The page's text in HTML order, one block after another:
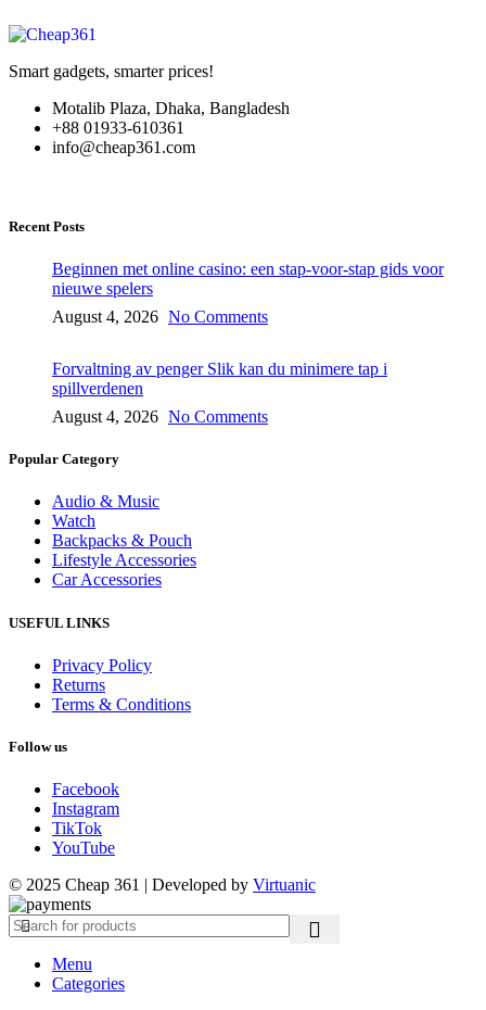
Smart gadgets, smarter prices!
Motalib Plaza, Dhaka, Bangladesh
+88 01933-610361
info@cheap361.com
Recent Posts
Beginnen met online casino: een stap-voor-stap gids voor
nieuwe spelers
August 4, 2026 No Comments
Forvaltning av penger Slik kan du minimere tap i
spillverdenen
August 4, 2026 No Comments
Popular Category
Audio & Music
Watch
Backpacks & Pouch
Lifestyle Accessories
Car Accessories
USEFUL LINKS
Privacy Policy
Returns
Terms & Conditions
Follow us
Facebook
Instagram
TikTok
YouTube
© 2025 Cheap 361 | Developed by Virtuanic
Menu
Categories